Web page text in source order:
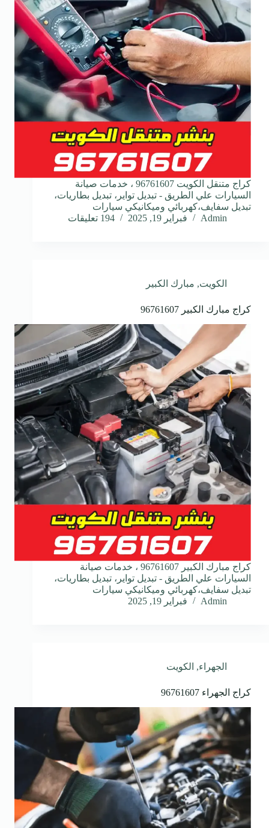
كراج متنقل الكويت 96761607 ، خدمات صيانة
السيارات علي الطريق - تبديل تواير، تبديل بطاريات،
تبديل سفايف،كهربائي وميكانيكي سيارات
Admin
فبراير 19, 2025 194 تعليقات
الكويت, مبارك الكبير
كراج مبارك الكبير 96761607
كراج مبارك الكبير 96761607 ، خدمات صيانة
السيارات علي الطريق - تبديل تواير، تبديل بطاريات،
تبديل سفايف،كهربائي وميكانيكي سيارات
Admin
فبراير 19, 2025
الجهراء, الكويت
كراج الجهراء 96761607